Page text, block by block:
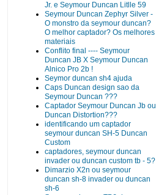
Jr. e Seymour Duncan Litlle 59
Seymour Duncan Zephyr Silver -
O monstro da seymour duncan?
O melhor captador? Os melhores
materiais
Conflito final ---- Seymour
Duncan JB X Seymour Duncan
Alnico Pro 2b !
Seymor duncan sh4 ajuda
Caps Duncan design sao da
Seymour Duncan ???
Captador Seymour Duncan Jb ou
Duncan Distortion???
identificando um captador
seymour duncan SH-5 Duncan
Custom
captadores, seymour duncan
invader ou duncan custom tb - 5?
Dimarzio X2n ou seymour
duncan sh-8 invader ou duncan
sh-6